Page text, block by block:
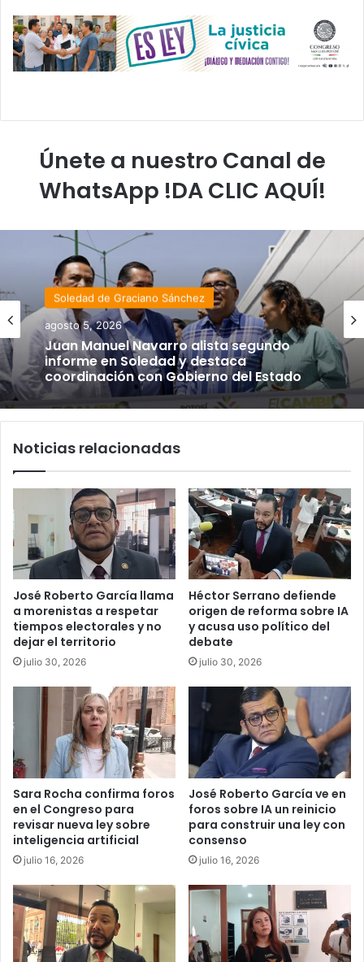
Únete a nuestro Canal de
WhatsApp !DA CLIC AQUÍ!
Soledad de Graciano Sánchez
agosto 5, 2026
Juan Manuel Navarro alista segundo
informe en Soledad y destaca
coordinación con Gobierno del Estado
Noticias relacionadas
José Roberto García llama
a morenistas a respetar
tiempos electorales y no
dejar el territorio
julio 30, 2026
Héctor Serrano defiende
origen de reforma sobre IA
y acusa uso político del
debate
julio 30, 2026
Sara Rocha confirma foros
en el Congreso para
revisar nueva ley sobre
inteligencia artificial
julio 16, 2026
José Roberto García ve en
foros sobre IA un reinicio
para construir una ley con
consenso
julio 16, 2026